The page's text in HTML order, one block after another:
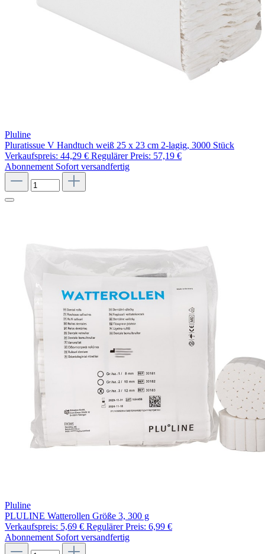
Pluline
Pluratissue V Handtuch weiß 25 x 23 cm 2-lagig, 3000 Stück
Verkaufspreis: 44,29 € Regulärer Preis: 57,19 €
Abonnement Sofort versandfertig
Pluline
PLULINE Watterollen Größe 3, 300 g
Verkaufspreis: 5,69 € Regulärer Preis: 6,99 €
Abonnement Sofort versandfertig